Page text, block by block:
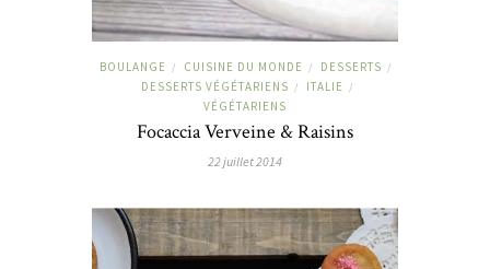
BOULANGE / CUISINE DU MONDE / DESSERTS /
DESSERTS VÉGÉTARIENS / ITALIE /
VÉGÉTARIENS
Focaccia Verveine & Raisins
22 juillet 2014